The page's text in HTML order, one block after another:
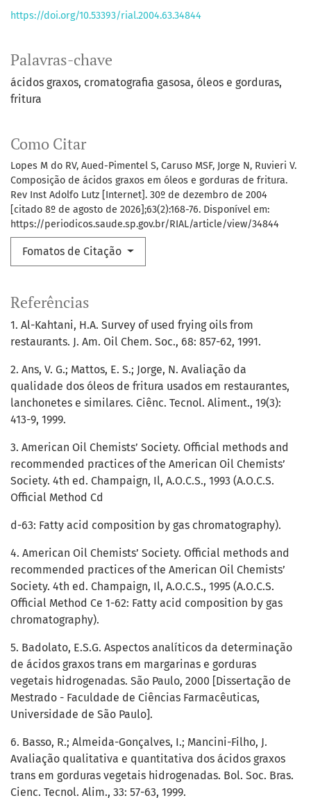
Palavras-chave
ácidos graxos cromatografia gasosa óleos e gorduras
fritura
Como Citar
Lopes M do RV, Aued-Pimentel S, Caruso MSF, Jorge N, Ruvieri V.
Composição de ácidos graxos em óleos e gorduras de fritura.
Rev Inst Adolfo Lutz [Internet]. 30º de dezembro de 2004
[citado 8º de agosto de 2026];63(2):168-76. Disponível em:
https://periodicos.saude.sp.gov.br/RIAL/article/view/34844
Fomatos de Citação
https://doi.org/10.53393/rial.2004.63.34844
Referências
1. Al-Kahtani, H.A. Survey of used frying oils from
restaurants. J. Am. Oil Chem. Soc., 68: 857-62, 1991.
2. Ans, V. G.; Mattos, E. S.; Jorge, N. Avaliação da
qualidade dos óleos de fritura usados em restaurantes,
lanchonetes e similares. Ciênc. Tecnol. Aliment., 19(3):
413-9, 1999.
3. American Oil Chemists’ Society. Official methods and
recommended practices of the American Oil Chemists’
Society. 4th ed. Champaign, Il, A.O.C.S., 1993 (A.O.C.S.
Official Method Cd
d-63: Fatty acid composition by gas chromatography).
4. American Oil Chemists’ Society. Official methods and
recommended practices of the American Oil Chemists’
Society. 4th ed. Champaign, Il, A.O.C.S., 1995 (A.O.C.S.
Official Method Ce 1-62: Fatty acid composition by gas
chromatography).
5. Badolato, E.S.G. Aspectos analíticos da determinação
de ácidos graxos trans em margarinas e gorduras
vegetais hidrogenadas. São Paulo, 2000 [Dissertação de
Mestrado - Faculdade de Ciências Farmacêuticas,
Universidade de São Paulo].
6. Basso, R.; Almeida-Gonçalves, I.; Mancini-Filho, J.
Avaliação qualitativa e quantitativa dos ácidos graxos
trans em gorduras vegetais hidrogenadas. Bol. Soc. Bras.
Cienc. Tecnol. Alim., 33: 57-63, 1999.